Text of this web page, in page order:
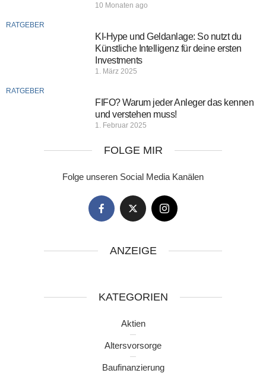
10 Monaten ago
RATGEBER
KI-Hype und Geldanlage: So nutzt du
Künstliche Intelligenz für deine ersten
Investments
1. März 2025
RATGEBER
FIFO? Warum jeder Anleger das kennen
und verstehen muss!
1. Februar 2025
FOLGE MIR
Folge unseren Social Media Kanälen
ANZEIGE
KATEGORIEN
Aktien
Altersvorsorge
Baufinanzierung